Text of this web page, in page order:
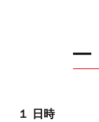
―
１ 日時